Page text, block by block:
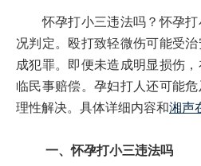
怀孕打小三违法吗？怀孕打
况判定。殴打致轻微伤可能受
成犯罪。即便未造成明显损伤
临民事赔偿。孕妇打人还可能
理性解决。具体详细内容和湘声
一、怀孕打小三违法吗